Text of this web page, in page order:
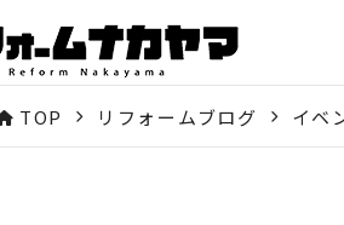
TOP リフォームブログ イベ